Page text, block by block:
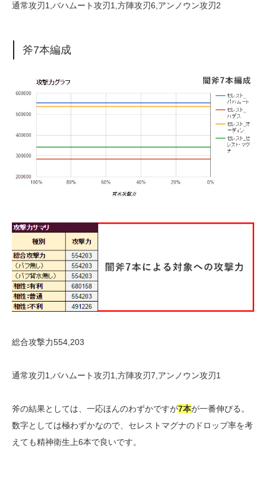
通常攻刃1,バハムート攻刃1,方陣攻刃6,アンノウン攻刃2
斧7本編成
総合攻撃力554,203
通常攻刃1,バハムート攻刃1,方陣攻刃7,アンノウン攻刃1
斧の結果としては、一応ほんのわずかですが7本が一番伸びる。
数字としては極わずかなので、セレストマグナのドロップ率を考
えても精神衛生上6本で良いです。